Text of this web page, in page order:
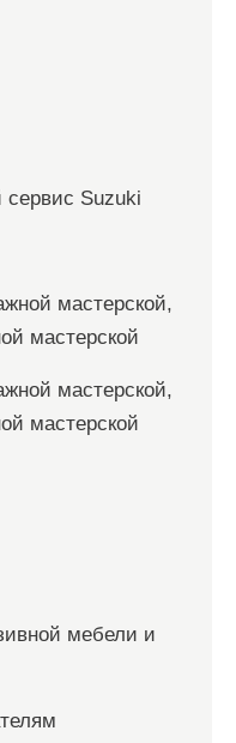
Suzuki
мастерской,
мастерской
мастерской,
мастерской
мебели и